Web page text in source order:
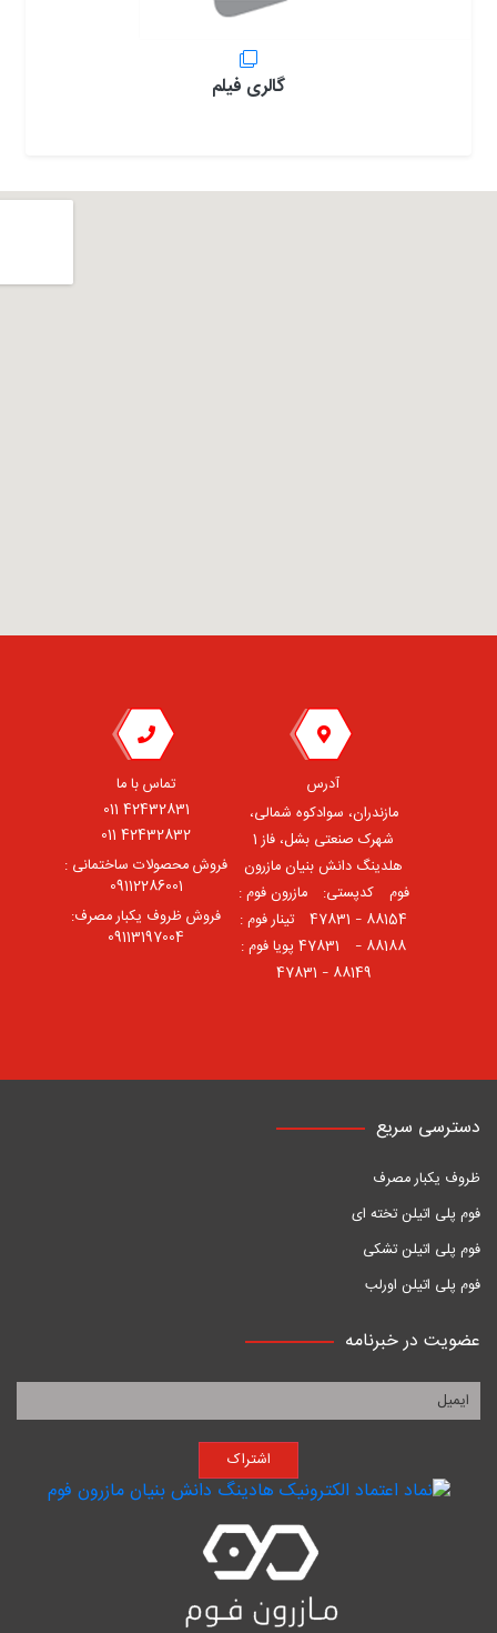
گالری فیلم
آدرس
مازندران، سوادکوه شمالی،
شهرک صنعتی بشل، فاز 1
هلدینگ دانش بنیان مازرون
فوم ⠀کدپستی: ⠀مازرون فوم :
88154 – 47831 ⠀تینار فوم :
88188 – 47831⠀ پویا فوم :
88149 – 47831
تماس با ما
42432831 011
42432832 011
فروش محصولات ساختمانی :
09112286001
فروش ظروف یکبار مصرف:
09113197004
دسترسی سریع
ظروف یکبار مصرف
فوم پلی اتیلن تخته ای
فوم پلی اتیلن تشکی
فوم پلی اتیلن اورلب
عضویت در خبرنامه
اشتراک